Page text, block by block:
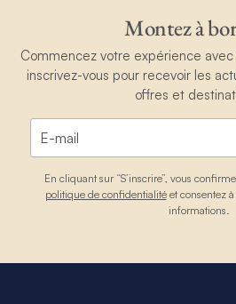
Montez à
Commencez votre expérience
inscrivez-vous pour recevoir les
offres et
En cliquant sur “S’inscrire”, vous
politique de confidentialitéet consentez
informations.